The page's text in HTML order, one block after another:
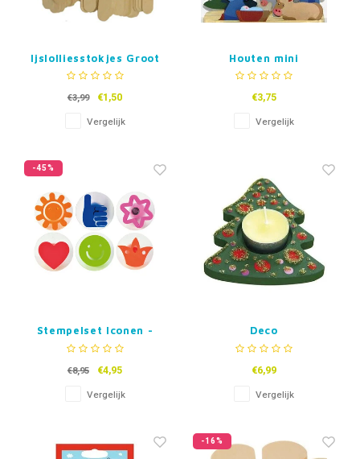
Ijslolliesstokjes Groot
- Naturel - 50 st
€3,99 €1,50
Vergelijk
Houten mini
knutselkerststalletje
€3,75
Vergelijk
-45%
Stempelset Iconen -
Set van 6
€8,95 €4,95
Vergelijk
Deco
Waxinelichthouder
€6,99
Vergelijk
-16%